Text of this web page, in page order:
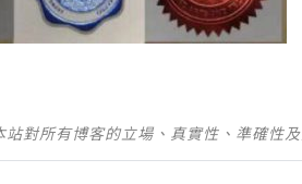
對所有博客的立場、真實性、準確性